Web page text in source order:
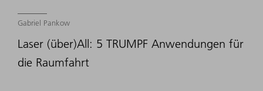
Gabriel Pankow
Laser (über)All: 5 TRUMPF Anwendungen für
die Raumfahrt